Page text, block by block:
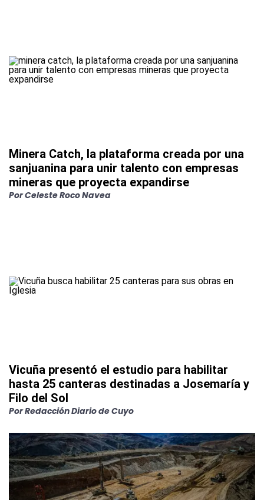
Minera Catch, la plataforma creada por una
sanjuanina para unir talento con empresas
mineras que proyecta expandirse
PorCeleste Roco Navea
Vicuña presentó el estudio para habilitar
hasta 25 canteras destinadas a Josemaría y
Filo del Sol
PorRedacción Diario de Cuyo